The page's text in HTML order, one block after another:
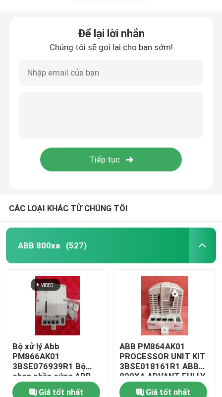
Để lại lời nhắn
Chúng tôi sẽ gọi lại cho bạn sớm!
CÁC LOẠI KHÁC TỪ CHÚNG TÔI
ABB 800xa (527)
Bộ xử lý Abb
PM866AK01
3BSE076939R1 Bộ
chọn phần cứng ABB
Advant 800xA
Giá tốt nhất
ABB PM864AK01
PROCESSOR UNIT KIT
3BSE018161R1 ABB
800XA ADVANT FULLY
AUTOMATION
Giá tốt nhất